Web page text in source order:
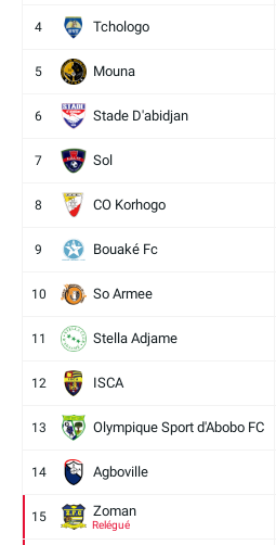
4 Tchologo
5 Mouna
6 Stade D'abidjan
7 Sol
8 CO Korhogo
9 Bouaké Fc
10 So Armee
11 Stella Adjame
12 ISCA
13 Olympique Sport d'Abobo FC
14 Agboville
15 Zoman
Relégué